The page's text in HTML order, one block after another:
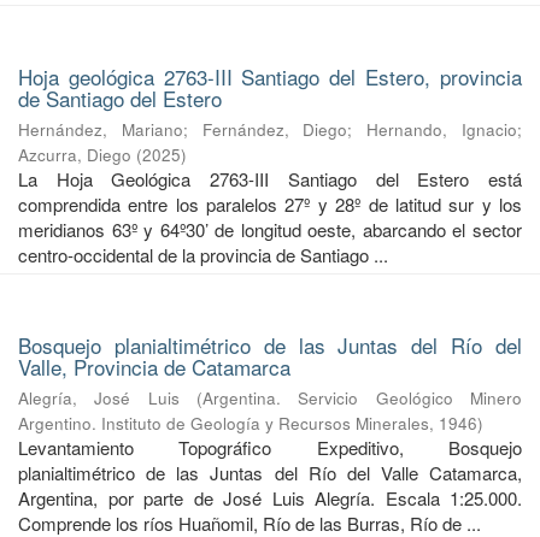
Hoja geológica 2763-III Santiago del Estero, provincia
de Santiago del Estero
Hernández, Mariano; Fernández, Diego; Hernando, Ignacio;
Azcurra, Diego (2025)
La Hoja Geológica 2763-III Santiago del Estero está
comprendida entre los paralelos 27º y 28º de latitud sur y los
meridianos 63º y 64º30’ de longitud oeste, abarcando el sector
centro-occidental de la provincia de Santiago ...
Bosquejo planialtimétrico de las Juntas del Río del
Valle, Provincia de Catamarca
Alegría, José Luis (Argentina. Servicio Geológico Minero
Argentino. Instituto de Geología y Recursos Minerales, 1946)
Levantamiento Topográfico Expeditivo, Bosquejo
planialtimétrico de las Juntas del Río del Valle Catamarca,
Argentina, por parte de José Luis Alegría. Escala 1:25.000.
Comprende los ríos Huañomil, Río de las Burras, Río de ...